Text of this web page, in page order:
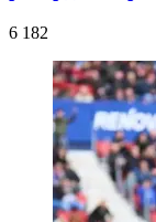
6 182